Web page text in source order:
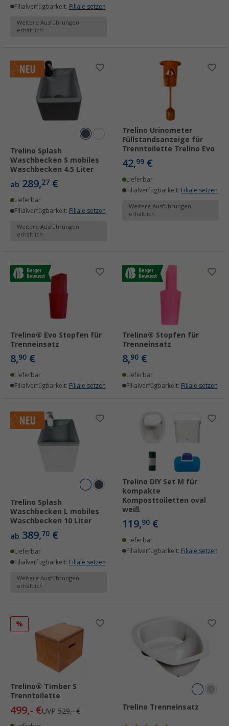
Filialverfügbarkeit: Filiale setzen
Weitere Ausführungen
erhältlich
Trelino Splash
Waschbecken S mobiles
Waschbecken 4.5 Liter
ab 289,27 €
Lieferbar
Filialverfügbarkeit: Filiale setzen
Weitere Ausführungen
erhältlich
Trelino Urinometer
Füllstandsanzeige für
Trenntoilette Trelino Evo
42,99 €
Lieferbar
Filialverfügbarkeit: Filiale setzen
Weitere Ausführungen
erhältlich
Trelino® Evo Stopfen für
Trenneinsatz
8,90 €
Lieferbar
Filialverfügbarkeit: Filiale setzen
Trelino® Stopfen für
Trenneinsatz
8,90 €
Lieferbar
Filialverfügbarkeit: Filiale setzen
Trelino Splash
Waschbecken L mobiles
Waschbecken 10 Liter
ab 389,70 €
Lieferbar
Filialverfügbarkeit: Filiale setzen
Weitere Ausführungen
erhältlich
Trelino DIY Set M für
kompakte
Komposttoiletten oval
weiß
119,90 €
Lieferbar
Filialverfügbarkeit: Filiale setzen
%
Trelino® Timber S
Trenntoilette
499,- €UVP 529,- € Trelino Trenneinsatz